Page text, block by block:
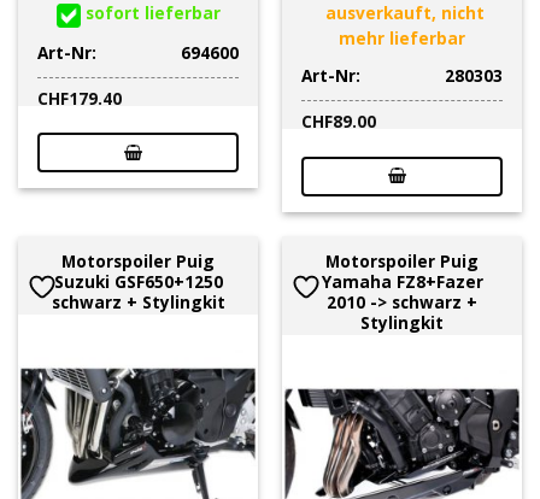
sofort lieferbar
Art-Nr:
694600
CHF179.40
ausverkauft, nicht
mehr lieferbar
Art-Nr:
280303
CHF89.00
Motorspoiler Puig
Suzuki GSF650+1250
schwarz + Stylingkit
Motorspoiler Puig
Yamaha FZ8+Fazer
2010 -> schwarz +
Stylingkit